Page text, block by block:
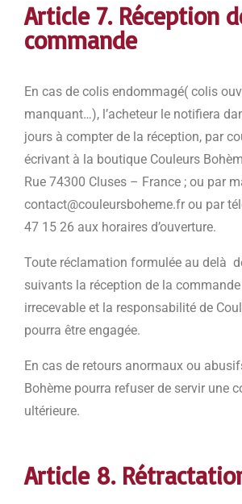
Article 7. Réception
commande
En cas de colis endommagé( colis
manquant…), l’acheteur le notifiera
jours à compter de la réception, par
écrivant à la boutique Couleurs
Rue 74300 Cluses – France ; ou par
contact@couleursboheme.fr ou par
47 15 26 aux horaires d’ouverture.
Toute réclamation formulée au delà
suivants la réception de la
irrecevable et la responsabilité de
pourra être engagée.
En cas de retours anormaux ou
Bohème pourra refuser de servir une
ultérieure.
Article 8.